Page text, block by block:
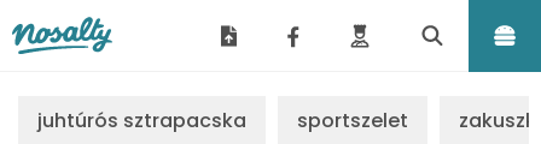
juhtúrós sztrapacska sportszelet